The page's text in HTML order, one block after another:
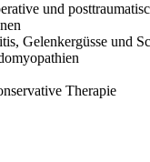
und
Gelenkergüsse und
Therapie